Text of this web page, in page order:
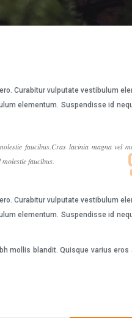
Curabitur vulputate vestibulum
elementum. Suspendisse id
faucibus.Cras lacinia magna vel
faucibus.
Curabitur vulputate vestibulum
elementum. Suspendisse id
mollis blandit. Quisque varius eros